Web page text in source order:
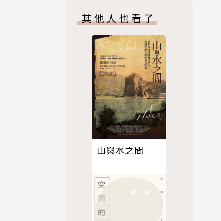
/ 今夕
判官 /
其他人也看了
山與水之間